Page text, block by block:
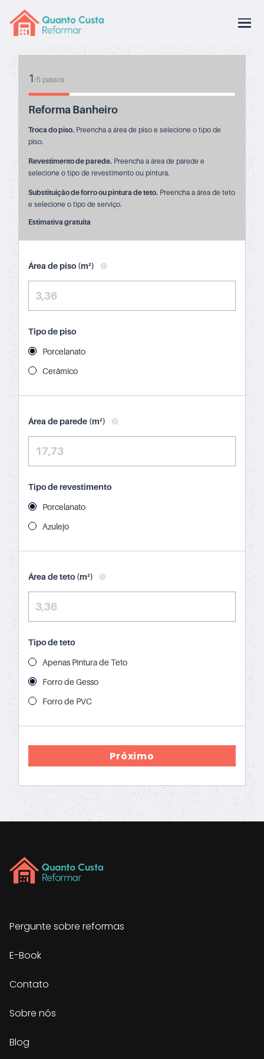
1/5 passos
Reforma Banheiro
Troca do piso. Preencha a área de piso e selecione o tipo de
piso.
Revestimento de parede. Preencha a área de parede e
selecione o tipo de revestimento ou pintura.
Substituição de forro ou pintura de teto. Preencha a área de teto
e selecione o tipo de serviço.
Estimativa gratuita
Área de piso (m²)
Tipo de piso
Porcelanato
Cerâmico
Área de parede (m²)
Tipo de revestimento
Porcelanato
Azulejo
Área de teto (m²)
Tipo de teto
Apenas Pintura de Teto
Forro de Gesso
Forro de PVC
Próximo
Pergunte sobre reformas
E-Book
Contato
Sobre nós
Blog